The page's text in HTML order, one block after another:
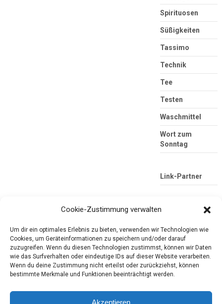
Spirituosen
Süßigkeiten
Tassimo
Technik
Tee
Testen
Waschmittel
Wort zum
Sonntag
Link-Partner
Tester-Paradies
Produkttests und Alltag
Cookie-Zustimmung verwalten
Um dir ein optimales Erlebnis zu bieten, verwenden wir Technologien wie
Cookies, um Geräteinformationen zu speichern und/oder darauf
zuzugreifen. Wenn du diesen Technologien zustimmst, können wir Daten
wie das Surfverhalten oder eindeutige IDs auf dieser Website verarbeiten.
Wenn du deine Zustimmung nicht erteilst oder zurückziehst, können
bestimmte Merkmale und Funktionen beeinträchtigt werden.
Akzeptieren
Die mobile Version verlassen